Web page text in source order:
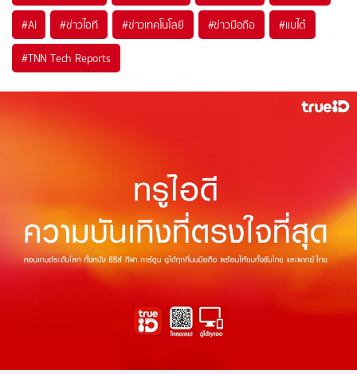
#AI #ข่าวไอที #ข่าวเทคโนโลยี #ข่าวมือถือ #แบไต๋
#TNN Tech Reports